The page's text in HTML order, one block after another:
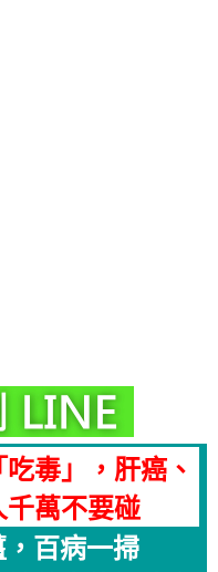
吃毒」，肝癌、
千萬不要碰
百病一掃